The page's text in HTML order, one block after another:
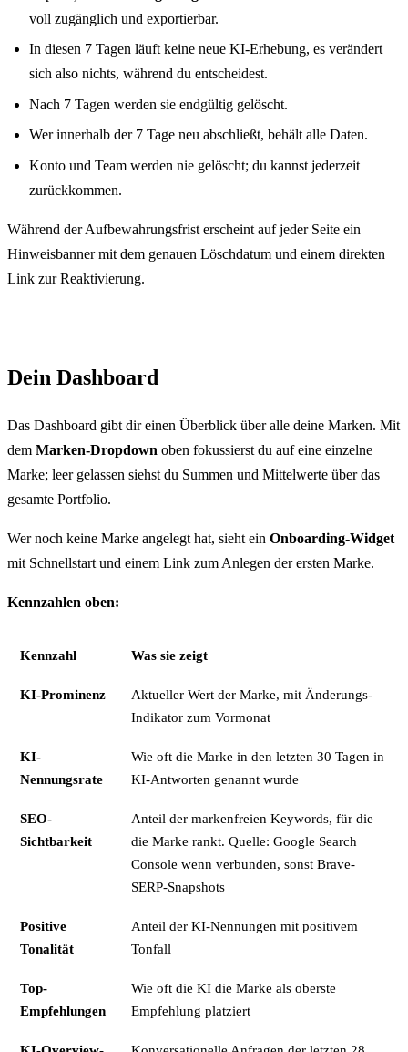
voll zugänglich und exportierbar.
In diesen 7 Tagen läuft keine neue KI-Erhebung, es verändert
sich also nichts, während du entscheidest.
Nach 7 Tagen werden sie endgültig gelöscht.
Wer innerhalb der 7 Tage neu abschließt, behält alle Daten.
Konto und Team werden nie gelöscht; du kannst jederzeit
zurückkommen.
Während der Aufbewahrungsfrist erscheint auf jeder Seite ein
Hinweisbanner mit dem genauen Löschdatum und einem direkten
Link zur Reaktivierung.
Dein Dashboard
Das Dashboard gibt dir einen Überblick über alle deine Marken. Mit
dem Marken-Dropdown oben fokussierst du auf eine einzelne
Marke; leer gelassen siehst du Summen und Mittelwerte über das
gesamte Portfolio.
Wer noch keine Marke angelegt hat, sieht ein Onboarding-Widget
mit Schnellstart und einem Link zum Anlegen der ersten Marke.
Kennzahlen oben:
Kennzahl Was sie zeigt
KI-Prominenz
Aktueller Wert der Marke, mit Änderungs-
Indikator zum Vormonat
KI-
Nennungsrate
Wie oft die Marke in den letzten 30 Tagen in
KI-Antworten genannt wurde
SEO-
Sichtbarkeit
Anteil der markenfreien Keywords, für die
die Marke rankt. Quelle: Google Search
Console wenn verbunden, sonst Brave-
SERP-Snapshots
Positive
Tonalität
Anteil der KI-Nennungen mit positivem
Tonfall
Top-
Empfehlungen
Wie oft die KI die Marke als oberste
Empfehlung platziert